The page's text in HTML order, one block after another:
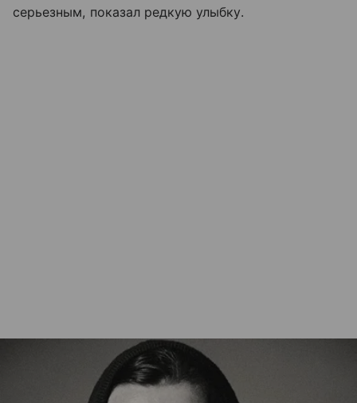
серьезным, показал редкую улыбку.